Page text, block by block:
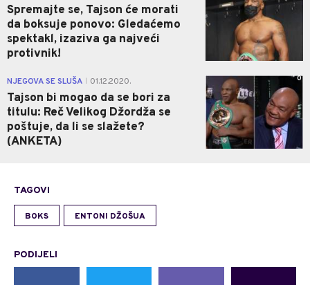
Spremajte se, Tajson će morati
da boksuje ponovo: Gledaćemo
spektakl, izaziva ga najveći
protivnik!
NJEGOVA SE SLUŠA 01.12.2020.
Tajson bi mogao da se bori za
titulu: Reč Velikog Džordža se
poštuje, da li se slažete?
(ANKETA)
0
TAGOVI
BOKS ENTONI DŽOŠUA
PODIJELI